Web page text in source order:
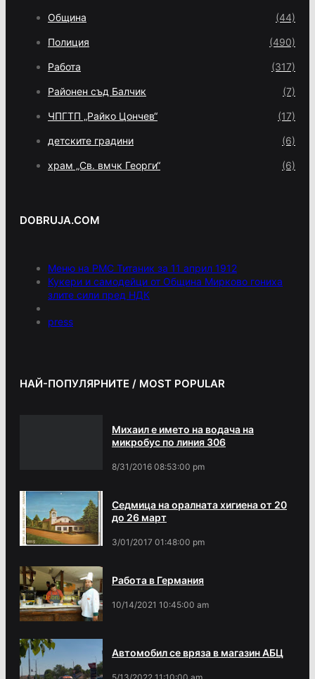
Община (44)
Полиция (490)
Работа (317)
Районен съд Балчик (7)
ЧПГТП „Райко Цончев“ (17)
детските градини (6)
храм „Св. вмчк Георги“ (6)
DOBRUJA.COM
Меню на РМС Титаник за 11 април 1912
Кукери и самодейци от Община Мирково гониха
злите сили пред НДК
press
НАЙ-ПОПУЛЯРНИТЕ / MOST POPULAR
Михаил е името на водача на
микробус по линия 306
8/31/2016 08:53:00 pm
Седмица на оралната хигиена от 20
до 26 март
3/01/2017 01:48:00 pm
Работа в Германия
10/14/2021 10:45:00 am
Автомобил се вряза в магазин АБЦ